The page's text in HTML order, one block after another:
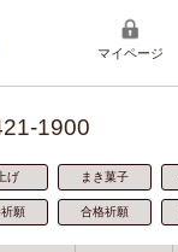
マイページ
1900
げ まき菓子
願 合格祈願